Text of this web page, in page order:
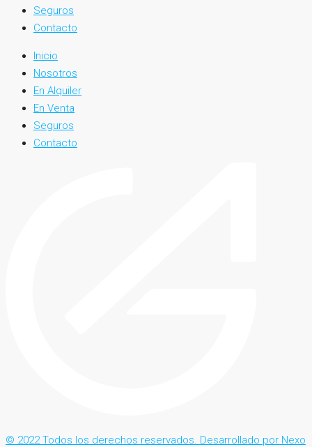
Seguros
Contacto
Inicio
Nosotros
En Alquiler
En Venta
Seguros
Contacto
© 2022 Todos los derechos reservados. Desarrollado por Nexo